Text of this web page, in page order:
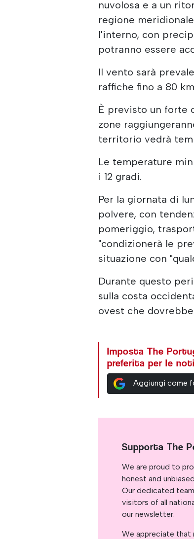
nuvolosa e a un
regione
l'interno, con
potranno essere
Il vento sarà
raffiche fino a 80
È previsto un forte
zone
territorio vedrà
Le temperature
i 12 gradi.
Per la giornata di
polvere, con
pomeriggio,
"condizionerà le
situazione con
Durante questo
sulla costa
ovest che
Imposta The
preferita per le
Aggiungi come
Supporta The
We are proud to
honest and
Our dedicated
visitors of all
our newsletter.
We appreciate that